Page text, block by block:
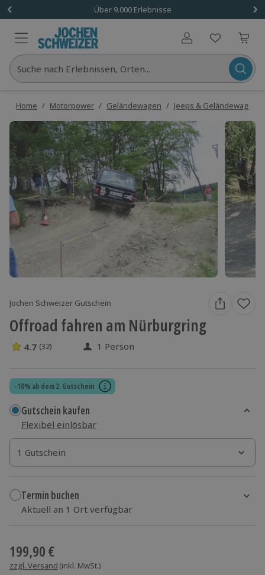
Über 9.000 Erlebnisse
Benutzerkonto
Suche nach Erlebnissen, Orten...
Home / Motorpower / Geländewagen / Jeeps & Geländewagen
Jochen Schweizer Gutschein
Offroad fahren am Nürburgring
4.7 Sterne von 5 aus 32 Bewertungen
4.7 (32) 1 Person
-10% ab dem 2. Gutschein
Gutschein kaufen
Flexibel einlösbar
1 Gutschein
1 Gutschein
1 Gutschein
Termin buchen
Aktuell an 1 Ort verfügbar
199,90 €
zzgl. Versand (inkl. MwSt.)